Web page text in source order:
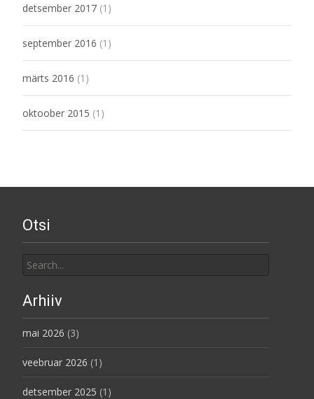
detsember 2017 (1)
september 2016 (1)
märts 2016 (1)
oktoober 2015 (1)
Otsi
for:
Arhiiv
mai 2026 (3)
veebruar 2026 (1)
detsember 2025 (1)